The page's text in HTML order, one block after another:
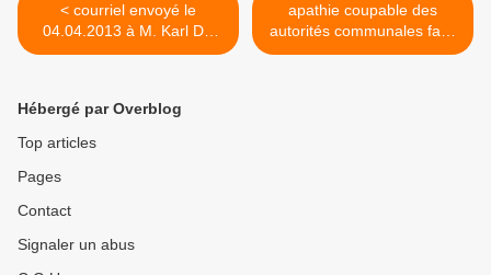
< courriel envoyé le
04.04.2013 à M. Karl DE
VOS, Bourgmestre, au sujet
niveau du rond-point des
apathie coupable des
autorités communales face
à la situation périlleuse
Hébergé par Overblog
Top articles
Pages
Contact
Signaler un abus